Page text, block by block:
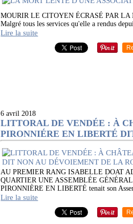
MOURIR LE CITOYEN ÉCRASÉ PAR
Malgré tous les services qu'elle a rendus
Lire la suite
6 avril 2018
LITTORAL DE VENDÉE : À
PIRONNIÉRE EN LIBERTÉ
AU PREMIER RANG ISABELLE DOAT
QUARTIER UNE ASSEMBLÉE
PIRONNIÈRE EN LIBERTÉ tenait son
Lire la suite